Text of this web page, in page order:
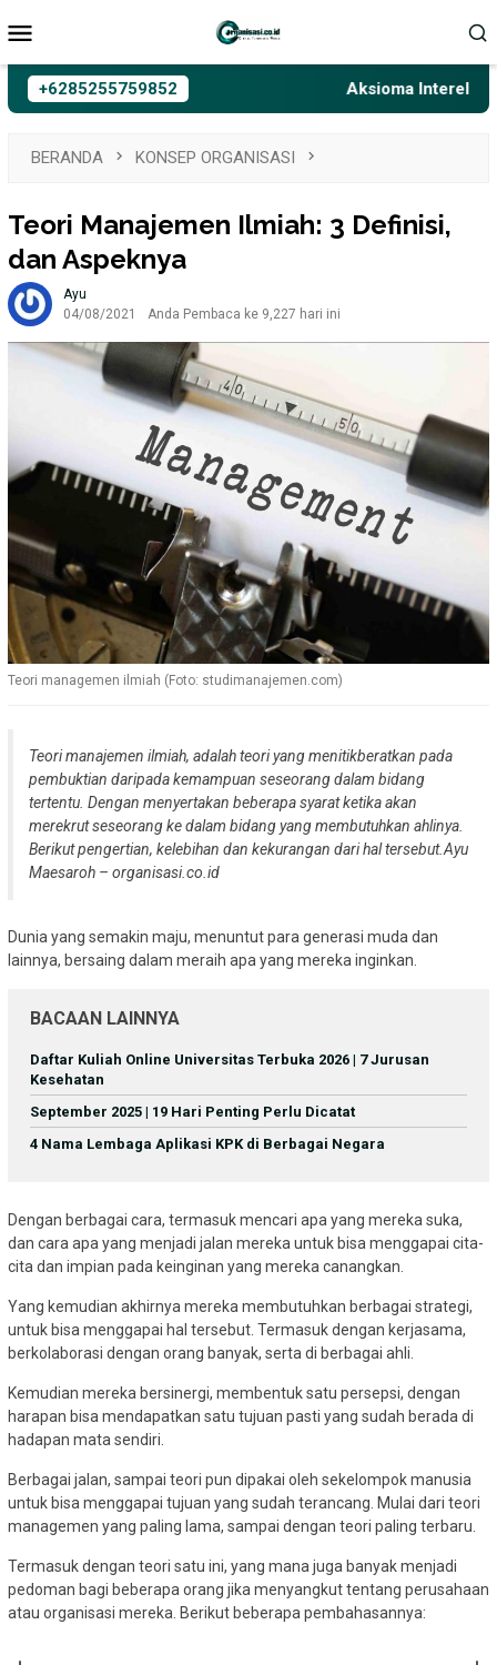
ke
Mobile
+6285255759852 Aksioma Interelasi,
BERANDA KONSEP ORGANISASI
Teori Manajemen Ilmiah: 3 Definisi,
dan Aspeknya
Ayu
04/08/2021
Anda Pembaca ke 9,227 hari ini
Teori managemen ilmiah (Foto: studimanajemen.com)
Teori manajemen ilmiah, adalah teori yang menitikberatkan pada
pembuktian daripada kemampuan seseorang dalam bidang
tertentu. Dengan menyertakan beberapa syarat ketika akan
merekrut seseorang ke dalam bidang yang membutuhkan ahlinya.
Berikut pengertian, kelebihan dan kekurangan dari hal tersebut.Ayu
Maesaroh – organisasi.co.id
Dunia yang semakin maju, menuntut para generasi muda dan
lainnya, bersaing dalam meraih apa yang mereka inginkan.
BACAAN LAINNYA
Daftar Kuliah Online Universitas Terbuka 2026 | 7 Jurusan
Kesehatan
September 2025 | 19 Hari Penting Perlu Dicatat
4 Nama Lembaga Aplikasi KPK di Berbagai Negara
Dengan berbagai cara, termasuk mencari apa yang mereka suka,
dan cara apa yang menjadi jalan mereka untuk bisa menggapai cita-
cita dan impian pada keinginan yang mereka canangkan.
Yang kemudian akhirnya mereka membutuhkan berbagai strategi,
untuk bisa menggapai hal tersebut. Termasuk dengan kerjasama,
berkolaborasi dengan orang banyak, serta di berbagai ahli.
Kemudian mereka bersinergi, membentuk satu persepsi, dengan
harapan bisa mendapatkan satu tujuan pasti yang sudah berada di
hadapan mata sendiri.
Berbagai jalan, sampai teori pun dipakai oleh sekelompok manusia
untuk bisa menggapai tujuan yang sudah terancang. Mulai dari teori
managemen yang paling lama, sampai dengan teori paling terbaru.
Termasuk dengan teori satu ini, yang mana juga banyak menjadi
pedoman bagi beberapa orang jika menyangkut tentang perusahaan
atau organisasi mereka. Berikut beberapa pembahasannya: